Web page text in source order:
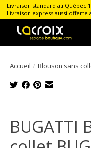
Livraison standard au Québec
Livraison express aussi offerte
Accueil / Blouson sans
BUGATTI